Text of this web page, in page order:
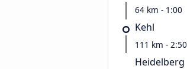
64 km - 1:00
Kehl
111 km - 2:50
Heidelberg